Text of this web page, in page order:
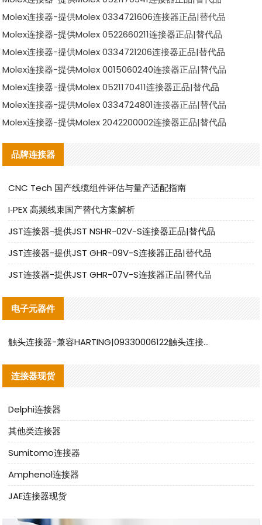
Molex连接器-提供Molex 0334721606连接器正品|替代品
Molex连接器-提供Molex 0522660211连接器正品|替代品
Molex连接器-提供Molex 0334721206连接器正品|替代品
Molex连接器-提供Molex 0015060240连接器正品|替代品
Molex连接器-提供Molex 0521170411连接器正品|替代品
Molex连接器-提供Molex 0334724801连接器正品|替代品
Molex连接器-提供Molex 2042200002连接器正品|替代品
品牌连接器
CNC Tech 国产线缆组件评估与量产适配指南
I‑PEX 高频线束国产替代方案解析
JST连接器-提供JST NSHR-02V-S连接器正品|替代品
JST连接器-提供JST GHR-09V-S连接器正品|替代品
JST连接器-提供JST GHR-07V-S连接器正品|替代品
电子元器件
触头连接器-兼容HARTING|09330006122触头连接器替代品说明
连接器现货
Delphi连接器
其他类连接器
Sumitomo连接器
Amphenol连接器
JAE连接器现货